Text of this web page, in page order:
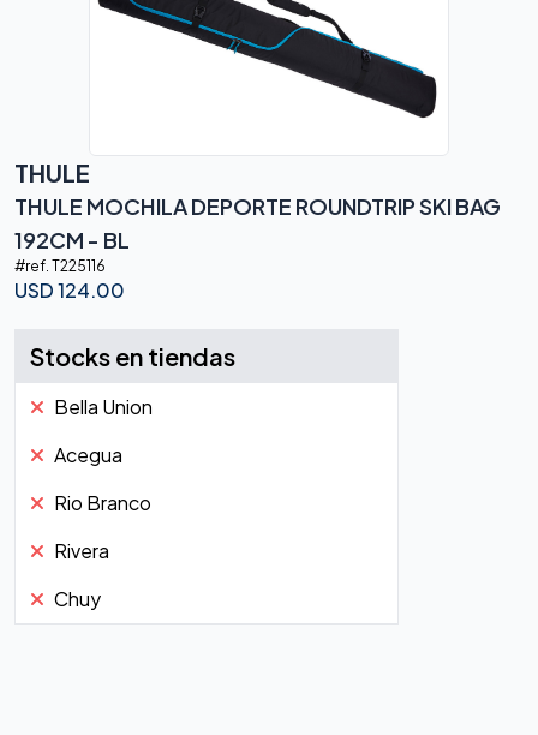
THULE
THULE MOCHILA DEPORTE ROUNDTRIP SKI BAG
192CM - BL
#ref. T225116
USD124.00
Stocks en tiendas
Bella Union
Acegua
Rio Branco
Rivera
Chuy